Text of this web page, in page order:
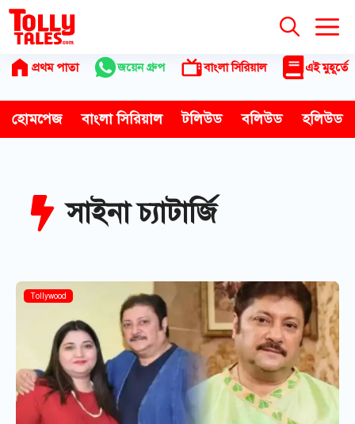
Skip
content
প্রথম পাতা জয়েন গ্রুপ বাংলা সিরিয়াল এই মুহূর্তে
হোমপেজ বাংলা সিরিয়াল টলিউড বলিউড হলিউড
সাইনা চ্যাটার্জি
Tollywood